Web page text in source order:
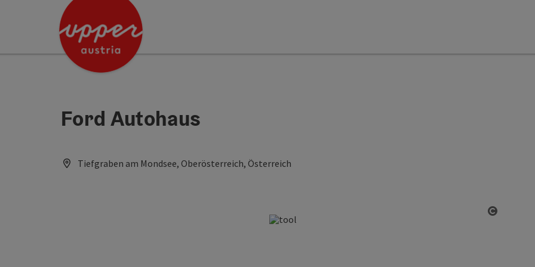
Accesskey
Accesskey
Ford Autohaus
Tiefgraben am Mondsee, Oberösterreich, Österreich